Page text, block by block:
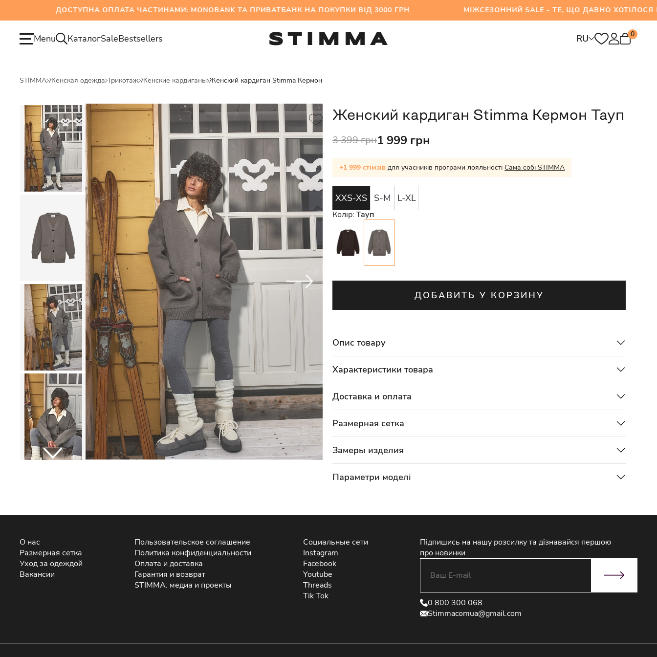
ДОСТУПНА ОПЛАТА ЧАСТИНАМИ: MONOBANK ТА ПРИВАТБАНК НА ПОКУПКИ ВІД 3000 ГРН МІЖСЕЗОННИЙ SALE - ТЕ, ЩО ДАВНО ХОТІЛОСЯ
Menu КаталогSaleBestsellers RU 0
STIMMA Женская одежда Трикотаж Женские кардиганы Женский кардиган Stimma Кермон
Женский кардиган Stimma Кермон Тауп
3 399 грн1 999 грн
+1 999 стімзів для учасників програми лояльності Сама собі STIMMA
XXS-XS S-M L-XL
Колір: Тауп
ДОБАВИТЬ У КОРЗИНУ
Опис товару
Характеристики товара
Доставка и оплата
Размерная сетка
Замеры изделия
Параметри моделі
О нас
Размерная сетка
Уход за одеждой
Вакансии
Пользовательское соглашение
Политика конфиденциальности
Оплата и доставка
Гарантия и возврат
STIMMA: медиа и проекты
Социальные сети
Instagram
Facebook
Youtube
Threads
Tik Tok
Підпишись на нашу розсилку та дізнавайся першою
про новинки
0 800 300 068
Stimmacomua@gmail.com